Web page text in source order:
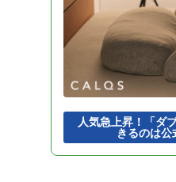
人気急上昇！「ダ
きるのは